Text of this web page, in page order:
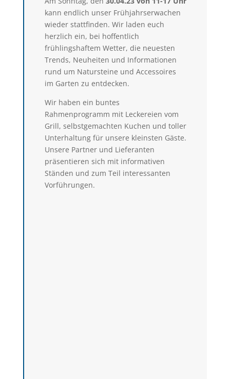
kann endlich unser Frühjahrserwachen
wieder stattfinden. Wir laden euch
herzlich ein, bei hoffentlich
frühlingshaftem Wetter, die neuesten
Trends, Neuheiten und Informationen
rund um Natursteine und Accessoires
im Garten zu entdecken.
Wir haben ein buntes
Rahmenprogramm mit Leckereien vom
Grill, selbstgemachten Kuchen und toller
Unterhaltung für unsere kleinsten Gäste.
Unsere Partner und Lieferanten
präsentieren sich mit informativen
Ständen und zum Teil interessanten
Vorführungen.